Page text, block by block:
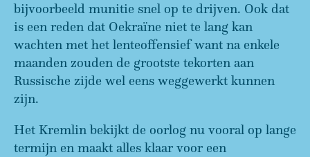
bijvoorbeeld munitie snel op te drijven. Ook dat
is een reden dat Oekraïne niet te lang kan
wachten met het lenteoffensief want na enkele
maanden zouden de grootste tekorten aan
Russische zijde wel eens weggewerkt kunnen
zijn.
Het Kremlin bekijkt de oorlog nu vooral op lange
termijn en maakt alles klaar voor een